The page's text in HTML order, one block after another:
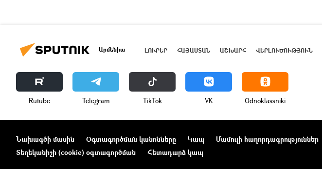
Արմենիա ԼՈՒՐԵՐ ՀԱՅԱՍՏԱՆ ԱՇԽԱՐՀ ՎԵՐԼՈՒԾՈՒԹՅՈՒՆ
Rutube Telegram ТikТоk VK Odnoklassniki
Նախագծի մասին Օգտագործման կանոնները Կապ Մամուլի հաղորդագրություններ
Տեղեկանիշի (cookie) օգտագործման
Հետադարձ կապ